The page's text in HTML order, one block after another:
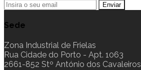
Sede
Zona Industrial de Frielas
Rua Cidade do Porto - Apt. 1063
2661-852 Stº António dos Cavaleiros